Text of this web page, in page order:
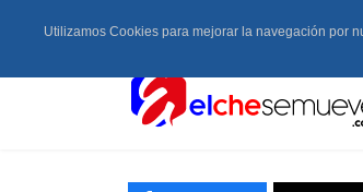
Utilizamos Cookies para mejorar la navegación por